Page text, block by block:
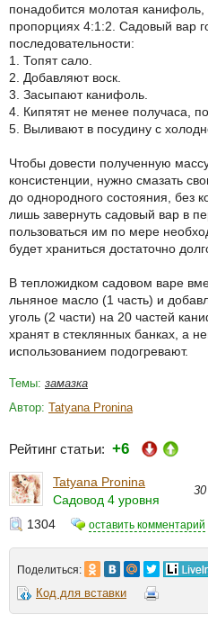
понадобится молотая
пропорциях 4:1:2. Садовый вар
последовательности:
1. Топят сало.
2. Добавляют воск.
3. Засыпают канифоль.
4. Кипятят не менее получаса,
5. Выливают в посудину с
Чтобы довести полученную
консистенции, нужно смазать
до однородного состояния, без
лишь завернуть садовый вар в
пользоваться им по мере
будет храниться достаточно
В тепложидком садовом варе
льняное масло (1 часть) и
уголь (2 части) на 20 частей
хранят в стеклянных банках, а
использованием подогревают.
Темы: замазка
Автор: Tatyana Pronina
Рейтинг статьи: +6
Tatyana Pronina
Садовод 4 уровня
1304 оставить комментарий
Поделиться:
Код для вставки